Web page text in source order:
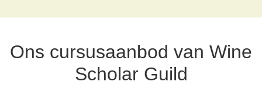
Ons cursusaanbod van Wine
Scholar Guild